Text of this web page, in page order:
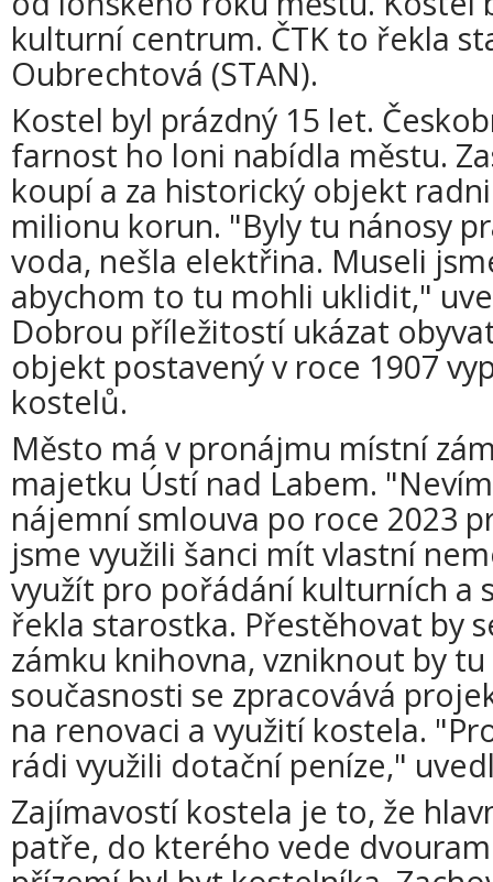
kulturní centrum. ČTK to řekla
Oubrechtová (STAN).
Kostel byl prázdný 15 let.
farnost ho loni nabídla městu.
koupí a za historický objekt
milionu korun. "Byly tu nánosy
voda, nešla elektřina. Museli
abychom to tu mohli uklidit,"
Dobrou příležitostí ukázat
objekt postavený v roce 1907
kostelů.
Město má v pronájmu místní
majetku Ústí nad Labem.
nájemní smlouva po roce 2023
jsme využili šanci mít vlastní
využít pro pořádání kulturních a
řekla starostka. Přestěhovat by
zámku knihovna, vzniknout by
současnosti se zpracovává
na renovaci a využití kostela.
rádi využili dotační peníze,"
Zajímavostí kostela je to, že
patře, do kterého vede